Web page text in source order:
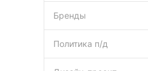
Бренды
Политика п/д